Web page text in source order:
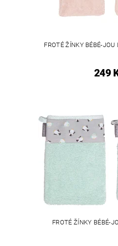
FROTÉ ŽÍNKY BÉBÉ-JOU
249
FROTÉ ŽÍNKY BÉBÉ-